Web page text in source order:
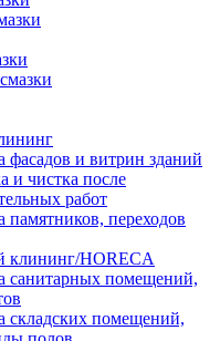
фасадов и витрин зданий
и чистка после
работ
памятников, переходов
клининг/HORECA
санитарных помещений,
складских помещений,